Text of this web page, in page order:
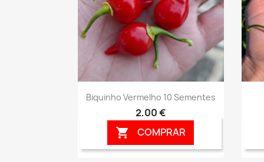
Vista rápida
Biquinho Vermelho 10 Sementes
2,00 €
 COMPRAR